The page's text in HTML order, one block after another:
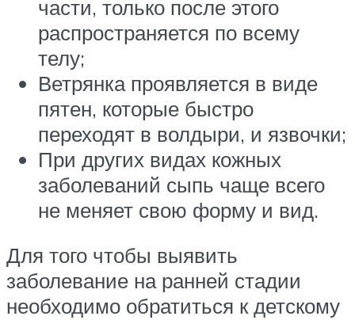
части, только после этого
распространяется по всему
телу;
Ветрянка проявляется в виде
пятен, которые быстро
переходят в волдыри, и язвочки;
При других видах кожных
заболеваний сыпь чаще всего
не меняет свою форму и вид.
Для того чтобы выявить
заболевание на ранней стадии
необходимо обратиться к детскому